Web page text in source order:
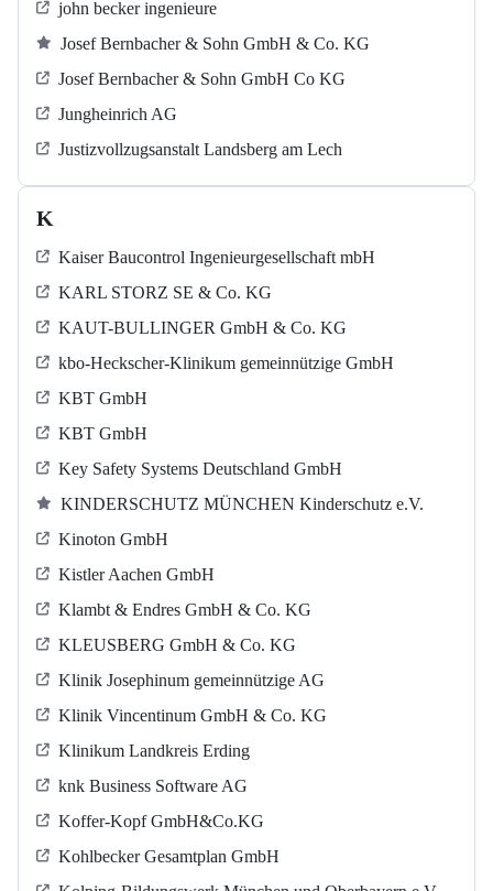
john becker ingenieure
Josef Bernbacher & Sohn GmbH & Co. KG
Josef Bernbacher & Sohn GmbH Co KG
Jungheinrich AG
Justizvollzugsanstalt Landsberg am Lech
K
Kaiser Baucontrol Ingenieurgesellschaft mbH
KARL STORZ SE & Co. KG
KAUT-BULLINGER GmbH & Co. KG
kbo-Heckscher-Klinikum gemeinnützige GmbH
KBT GmbH
KBT GmbH
Key Safety Systems Deutschland GmbH
KINDERSCHUTZ MÜNCHEN Kinderschutz e.V.
Kinoton GmbH
Kistler Aachen GmbH
Klambt & Endres GmbH & Co. KG
KLEUSBERG GmbH & Co. KG
Klinik Josephinum gemeinnützige AG
Klinik Vincentinum GmbH & Co. KG
Klinikum Landkreis Erding
knk Business Software AG
Koffer-Kopf GmbH&Co.KG
Kohlbecker Gesamtplan GmbH